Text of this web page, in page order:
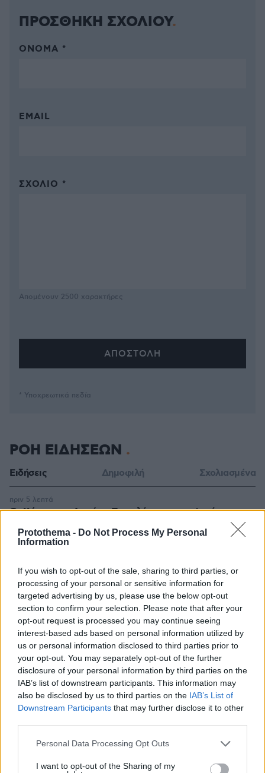
Protothema - Do Not Process My Personal
Information
If you wish to opt-out of the sale, sharing to third parties, or
processing of your personal or sensitive information for
targeted advertising by us, please use the below opt-out
section to confirm your selection. Please note that after your
opt-out request is processed you may continue seeing
interest-based ads based on personal information utilized by
us or personal information disclosed to third parties prior to
your opt-out. You may separately opt-out of the further
disclosure of your personal information by third parties on the
IAB’s list of downstream participants. This information may
also be disclosed by us to third parties on the IAB’s List of
Downstream Participants that may further disclose it to other
Please note that this website/app uses one or more Google
not limited to your visit or usage behaviour. You may click to
Personal Data Processing Opt Outs
I want to opt-out of the Sharing of my
ΠΡΟΣΘΗΚΗ ΣΧΟΛΙΟΥ
ΌΝΟΜΑ *
EMAIL
ΣΧΌΛΙΟ *
Απομένουν 2500 χαρακτήρες
* Υποχρεωτικά πεδία
ΡΟΗ ΕΙΔΗΣΕΩΝ
Ειδήσεις Δημοφιλή Σχολιασμένα
Οι Xώρες του Αιγαίου: Περιπλάνηση στην ψυχή των
πριν 5 λεπτά
του Σαλάχ: Θα παίρνει 17 εκατομμύρια τον χρόνο
πριν 9 λεπτά
Στην Ίμπιζα με τον νέο της σύντροφο η Κιάρα Φεράνι
πριν 13 λεπτά
Το «πριν και το μετά» της πρόσκρουσης του πυραύλου
της SpaceX στη Σελήνη: Τι δείχνουν φωτογραφίες
κορεατικής συσκευής
πριν 16 λεπτά
Μάχη με τις φλόγες εν μέσω καύσωνα στα Βαλκάνια:
Πυρκαγιές σε Σερβία και Αλβανία με θερμοκρασίες έως
40 βαθμούς
πριν 17 λεπτά
λύκων στην Κεντρική Μακεδονία: Καλό ταξίδι μικρέ,
δείτε βίντεο
πριν 19 λεπτά